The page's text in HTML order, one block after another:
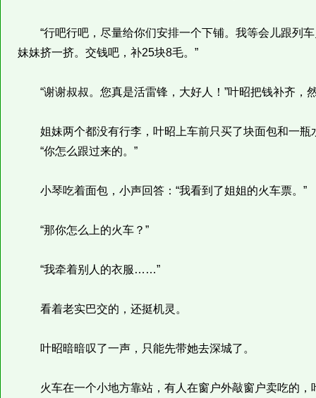
“行吧行吧，尽量给你们安排一个下铺。我等会儿跟列车
妹妹挤一挤。交钱吧，补25块8毛。”
“谢谢叔叔。您真是活雷锋，大好人！”叶昭把钱补齐，
姐妹两个都没有行李，叶昭上车前只买了块面包和一瓶
“你怎么跟过来的。”
小琴吃着面包，小声回答：“我看到了姐姐的火车票。”
“那你怎么上的火车？”
“我牵着别人的衣服……”
看着老实巴交的，还挺机灵。
叶昭暗暗叹了一声，只能先带她去深城了。
火车在一个小地方靠站，有人在窗户外敲窗户卖吃的，